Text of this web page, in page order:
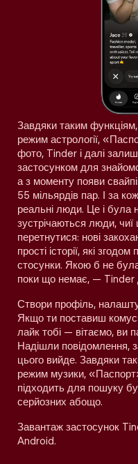
Завдяки таким
режим астрології,
фото, Tinder і далі
застосунком для
а з моменту появи
55 мільярдів пар. І за
реальні люди. Це і
зустрічаються люди,
перетнутися: нові
прості історії, які
стосунки. Якою б не
поки що немає, — Tinder
Створи профіль,
Якщо ти поставиш
лайк тобі — вітаємо, ви
Надішли повідомлення,
цього вийде. Завдяки
режим музики,
підходить для пошуку
серйозних абощо.
Завантаж застосунок
Android.